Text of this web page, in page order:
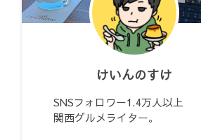
けいんのすけ
SNSフォロワー1.4万人以上
関西グルメライター。